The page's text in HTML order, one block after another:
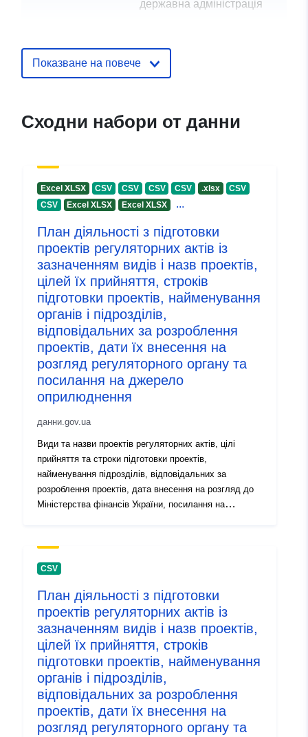
державна адміністрація
Имейл:
mailto:dtkachuk@od.gov.ua
запис:
July 2026
Идентификатор
fef47d8d-8f58-40e4-b622-
uriRef:
http://data.europa.eu/88u/dataset/
8f58-40e4-b622-6a27bd07ce76
Информация за
версията:
1.0
Показване на повече
Сходни набори от данни
Excel XLSX CSV CSV CSV CSV .xlsx
CSV
CSV
Excel XLSX Excel XLSX ...
План діяльності з підготовки
проектів регуляторних актів із
зазначенням видів і назв проектів,
цілей їх прийняття, строків
підготовки проектів, найменування
органів і підрозділів,
відповідальних за розроблення
проектів, дати їх внесення на
розгляд регуляторного органу та
посилання на джерело
оприлюднення
данни.gov.ua
Види та назви проектів регуляторних актів, цілі
прийняття та строки підготовки проектів,
найменування підрозділів, відповідальних за
розроблення проектів, дата внесення на розгляд до
Міністерства фінансів України, посилання на
CSV
План діяльності з підготовки
проектів регуляторних актів із
зазначенням видів і назв проектів,
цілей їх прийняття, строків
підготовки проектів, найменування
органів і підрозділів,
відповідальних за розроблення
проектів, дати їх внесення на
розгляд регуляторного органу та